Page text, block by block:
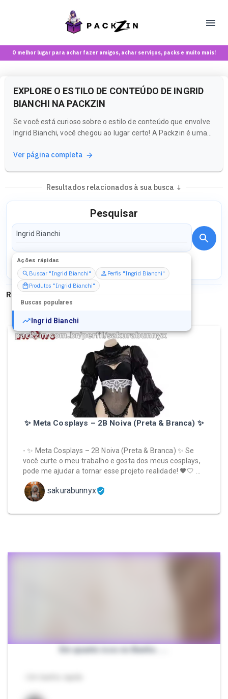
O melhor lugar para achar fazer amigos, achar serviços, packs e muito mais!
EXPLORE O ESTILO DE CONTEÚDO DE INGRID
BIANCHI NA PACKZIN
Se você está curioso sobre o estilo de conteúdo que envolve
Ingrid Bianchi, você chegou ao lugar certo! A Packzin é uma
social e um marketplace, oferecendo um espaço seguro e
Ver página completa
Resultados relacionados à sua busca ↓
Pesquisar
Ações rápidas
Buscar "Ingrid Bianchi"
Perfis "Ingrid Bianchi"
Produtos "Ingrid Bianchi"
Buscas populares
Ingrid Bianchi
Perfis
Resultados para"Ingrid Bianchi"
✨ Meta Cosplays – 2B Noiva (Preta & Branca) ✨
- ✨ Meta Cosplays – 2B Noiva (Preta & Branca) ✨ Se
você curte o meu trabalho e gosta dos meus cosplays,
pode me ajudar a tornar esse projeto realidade! 🖤🤍 …
sakurabunnyx
Em quanto isso no Banho......